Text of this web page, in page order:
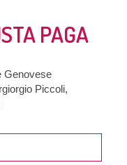
PAGA
Genovese
Piccoli,